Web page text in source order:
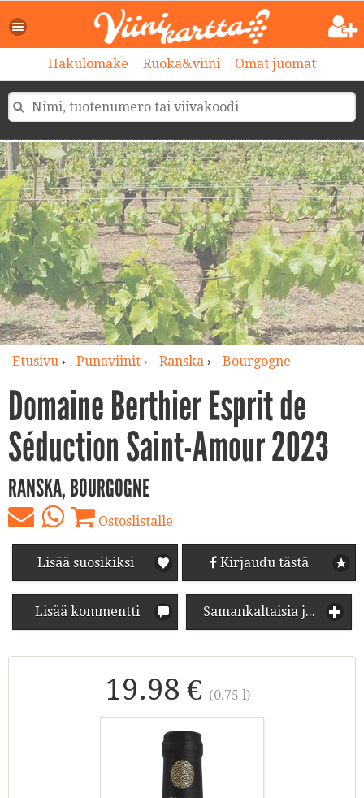
Hakulomake Ruoka&viini Omat juomat
Etusivu› Punaviinit › Ranska› Bourgogne
Domaine Berthier Esprit de
Séduction Saint-Amour 2023
RANSKA, BOURGOGNE
Ostoslistalle
Lisää suosikiksi Kirjaudu tästä
Lisää kommentti Samankaltaisia juomia
19.98 € (0.75 l)